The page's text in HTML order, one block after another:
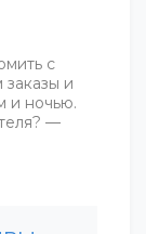
с
и
и ночью.
—